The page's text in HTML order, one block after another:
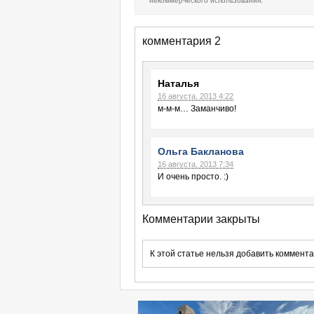
комментария 2
Наталья
16 августа, 2013 4:22
м-м-м… Заманчиво!
Ольга Бакланова
16 августа, 2013 7:34
И очень просто. :)
Комментарии закрыты
К этой статье нельзя добавить